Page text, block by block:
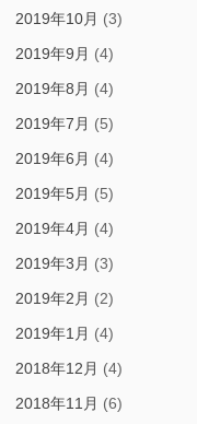
2019年10月 (3)
2019年9月 (4)
2019年8月 (4)
2019年7月 (5)
2019年6月 (4)
2019年5月 (5)
2019年4月 (4)
2019年3月 (3)
2019年2月 (2)
2019年1月 (4)
2018年12月 (4)
2018年11月 (6)